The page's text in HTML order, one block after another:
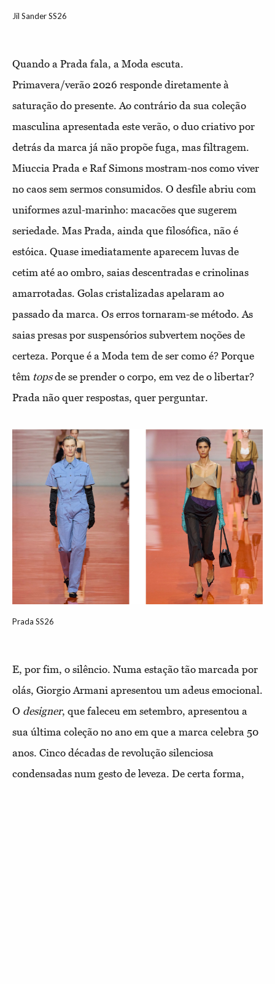
Jil Sander SS26
Quando a Prada fala, a Moda escuta.
Primavera/verão 2026 responde diretamente à
saturação do presente. Ao contrário da sua coleção
masculina apresentada este verão, o duo criativo por
detrás da marca já não propõe fuga, mas filtragem.
Miuccia Prada e Raf Simons mostram-nos como viver
no caos sem sermos consumidos. O desfile abriu com
uniformes azul-marinho: macacões que sugerem
seriedade. Mas Prada, ainda que filosófica, não é
estóica. Quase imediatamente aparecem luvas de
cetim até ao ombro, saias descentradas e crinolinas
amarrotadas. Golas cristalizadas apelaram ao
passado da marca. Os erros tornaram-se método. As
saias presas por suspensórios subvertem noções de
certeza. Porque é a Moda tem de ser como é? Porque
têm topsde se prender o corpo, em vez de o libertar?
Prada não quer respostas, quer perguntar.
Prada SS26
E, por fim, o silêncio. Numa estação tão marcada por
olás, Giorgio Armani apresentou um adeus emocional.
O designer, que faleceu em setembro, apresentou a
sua última coleção no ano em que a marca celebra 50
anos. Cinco décadas de revolução silenciosa
condensadas num gesto de leveza. De certa forma,